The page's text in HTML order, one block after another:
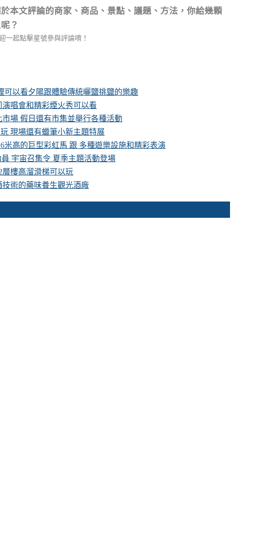
於本文評論的商家、商品、景點、議題、方法，你給幾顆
？
一起點擊星號參與評論唷！
可以看夕陽跟體驗傳統曬鹽挑鹽的樂趣
演唱會和精彩煙火秀可以看
場 假日還有市集並舉行各種活動
現場還有蠟筆小新主題特展
米高的巨型彩虹馬 跟 多種遊樂設施和精彩表演
宇宙召集令 夏季主題活動登場
層樓高溜滑梯可以玩
技術的藥味養生觀光酒廠